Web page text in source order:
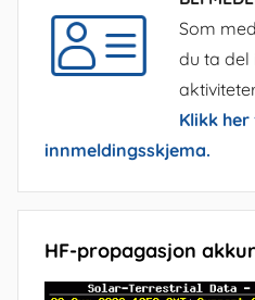
Som
du ta del
Klikk
innmeldingsskjema.
HF-propagasjon